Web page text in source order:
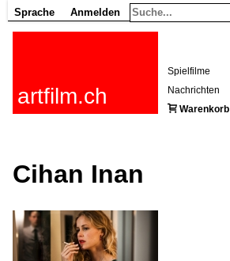
Sprache Anmelden
artfilm.ch
Spielfilme
Nachrichten
Warenkorb
Cihan Inan